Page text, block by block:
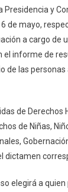
y
de mayo,
a cargo de
el informe de
de las
de Derechos
de Niñas,
dictamen
elegirá a